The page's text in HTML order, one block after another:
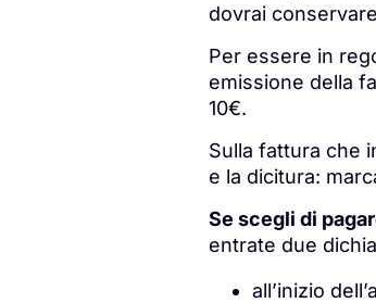
dovrai
Per essere in
emissione della
10€.
Sulla fattura che
e la dicitura:
Se scegli di
entrate due
all’inizio